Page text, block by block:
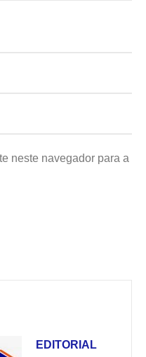
neste navegador para a
EDITORIAL